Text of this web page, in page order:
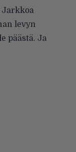
levyn
päästä. Ja